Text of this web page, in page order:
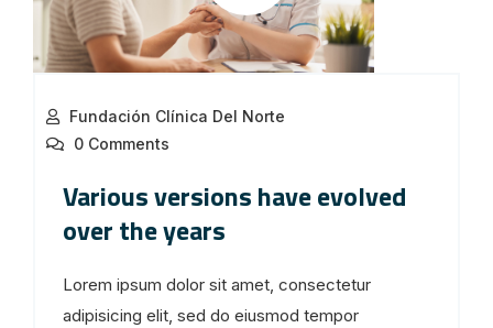
Fundación Clínica Del Norte
0 Comments
Various versions have evolved
over the years
Lorem ipsum dolor sit amet, consectetur
adipisicing elit, sed do eiusmod tempor